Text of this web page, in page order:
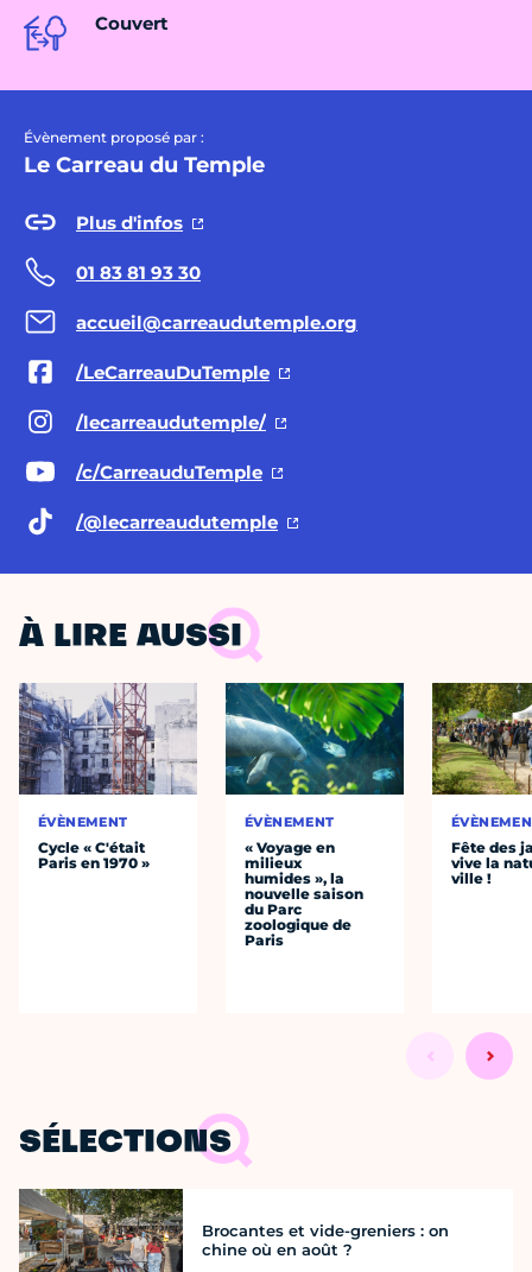
Couvert
Évènement proposé par :
Le Carreau du Temple
Plus d'infos
01 83 81 93 30
accueil@carreaudutemple.org
/LeCarreauDuTemple
/lecarreaudutemple/
/c/CarreauduTemple
/@lecarreaudutemple
À LIRE AUSSI
ÉVÈNEMENT
Cycle « C'était
Paris en 1970 »
ÉVÈNEMENT
« Voyage en
milieux
humides », la
nouvelle saison
du Parc
zoologique de
Paris
Fête des
vive la
ville !
SÉLECTIONS
Brocantes et vide-greniers : on
chine où en août ?